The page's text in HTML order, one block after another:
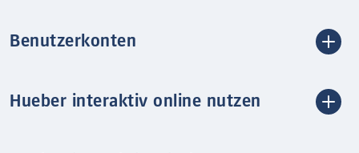
Benutzerkonten
Hueber interaktiv online nutzen